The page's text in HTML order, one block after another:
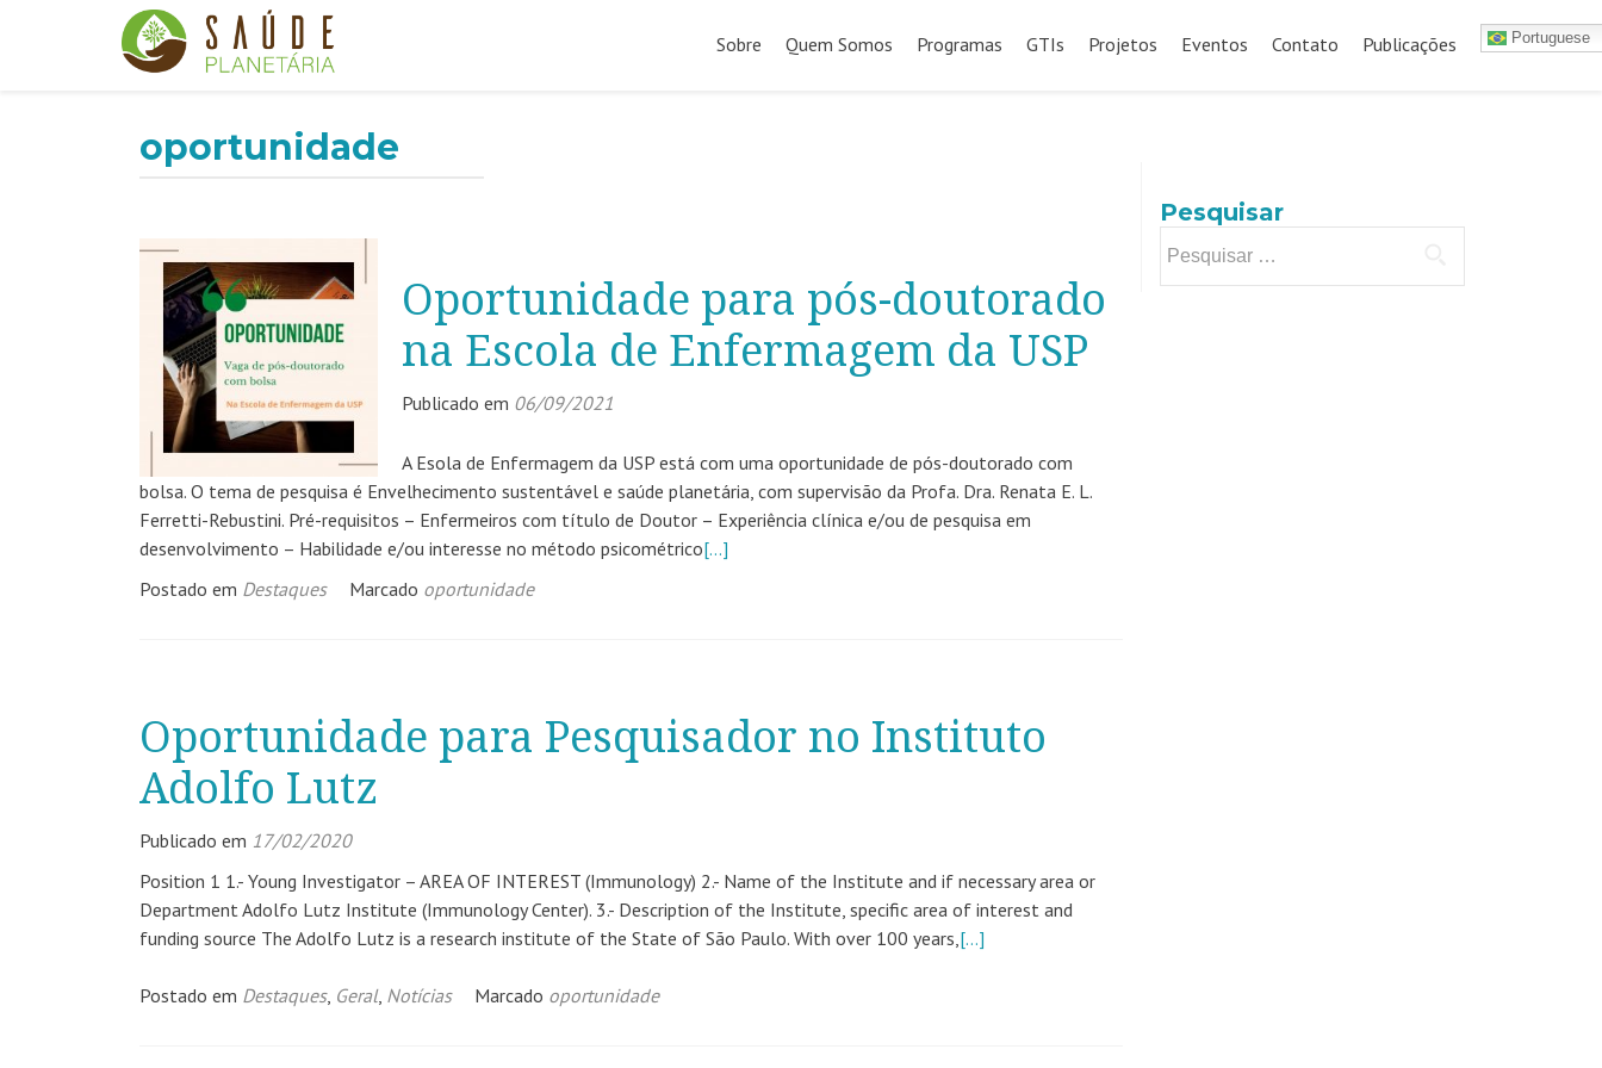
para
Sobre Quem Somos Programas GTIs Projetos Eventos Contato Publicações Portuguese
oportunidade
Oportunidade para pós-doutorado
na Escola de Enfermagem da USP
Publicado em 06/09/2021
A Esola de Enfermagem da USP está com uma oportunidade de pós-doutorado com
bolsa. O tema de pesquisa é Envelhecimento sustentável e saúde planetária, com supervisão da Profa. Dra. Renata E. L.
Ferretti-Rebustini. Pré-requisitos – Enfermeiros com título de Doutor – Experiência clínica e/ou de pesquisa em
desenvolvimento – Habilidade e/ou interesse no método psicométrico[…]
Postado em Destaques Marcado oportunidade
Oportunidade para Pesquisador no Instituto
Adolfo Lutz
Publicado em 17/02/2020
Position 1 1.- Young Investigator – AREA OF INTEREST (Immunology) 2.- Name of the Institute and if necessary area or
Department Adolfo Lutz Institute (Immunology Center). 3.- Description of the Institute, specific area of interest and
funding source The Adolfo Lutz is a research institute of the State of São Paulo. With over 100 years,[…]
Postado em Destaques, Geral, Notícias Marcado oportunidade
Pesquisar
por: